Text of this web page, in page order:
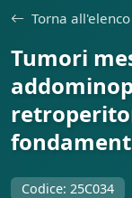
Torna
Tumori
Codice: 25C034